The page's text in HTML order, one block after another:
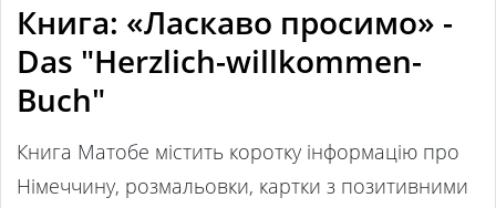
Книга: «Ласкаво просимо» -
Das "Herzlich-willkommen-
Buch"
Книга Матобе містить коротку інформацію про
Німеччину, розмальовки, картки з позитивними